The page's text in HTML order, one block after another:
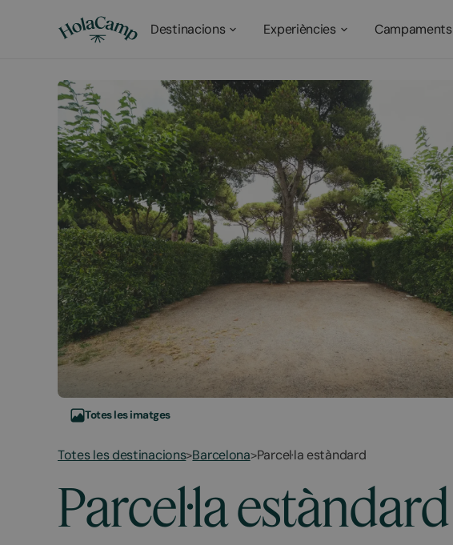
Destinacions Experiències Campaments
Totes les imatges
Totes les destinacions>Barcelona>Parcel·la estàndard
Parcel·la estàndard